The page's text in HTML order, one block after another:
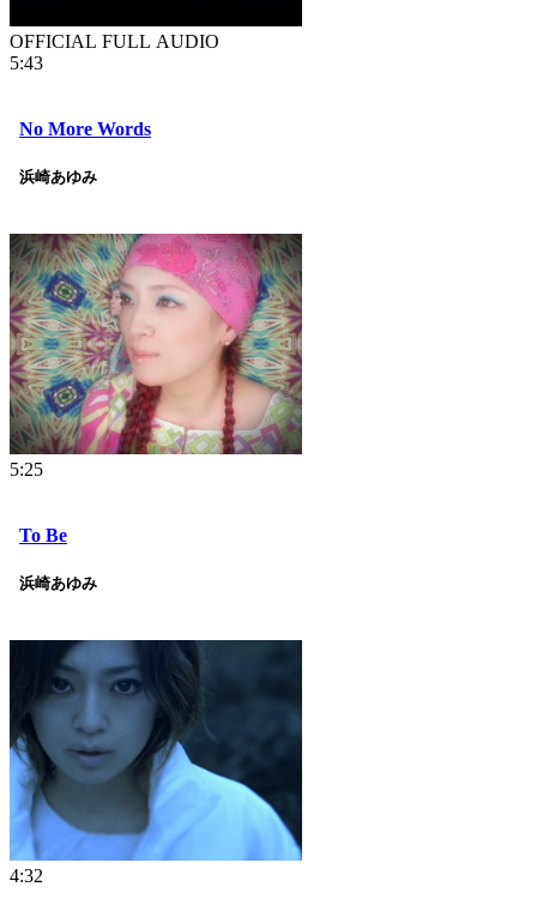
OFFICIAL FULL AUDIO
5:43
No More Words
浜崎あゆみ
5:25
To Be
浜崎あゆみ
4:32